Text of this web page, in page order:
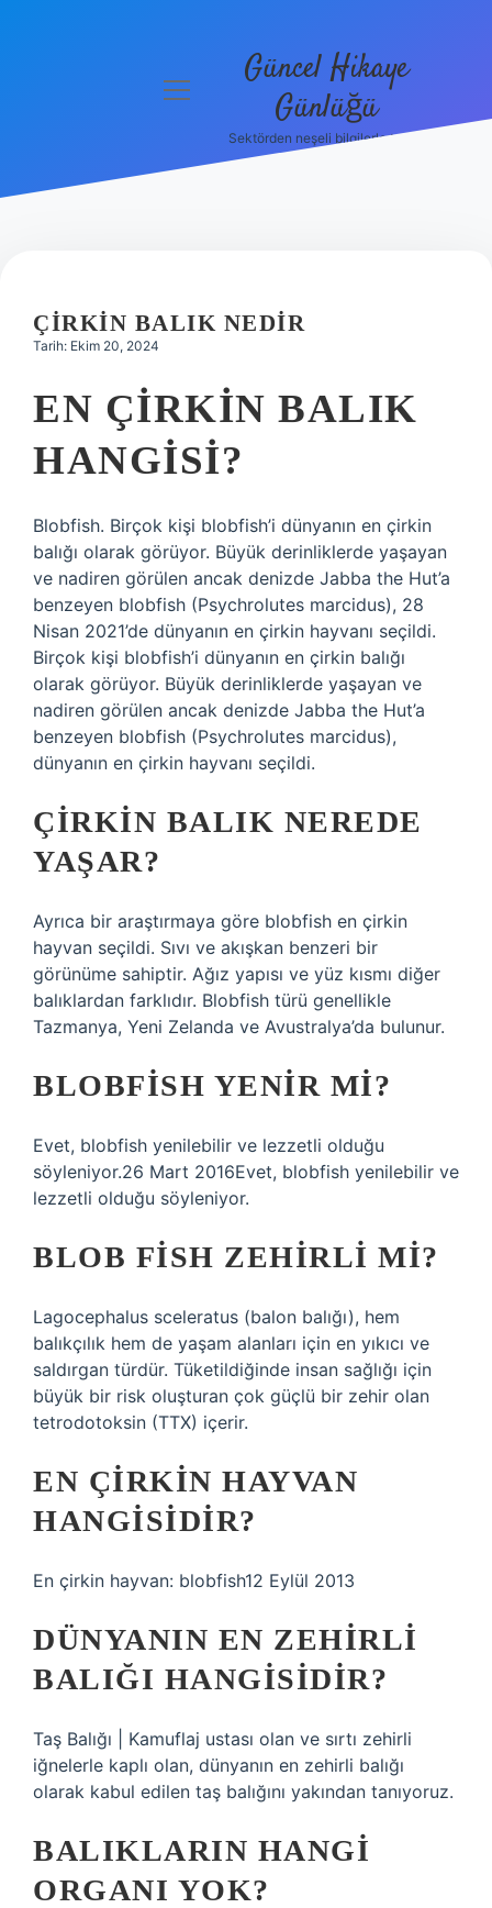
Hakkımızda
menüyü
Güncel Hikaye
Günlüğü
Sektörden neşeli bilgilerle tanış!
ÇIRKIN BALIK NEDIR
Tarih: Ekim 20, 2024
EN ÇIRKIN BALIK
HANGISI?
Blobfish. Birçok kişi blobfish’i dünyanın en çirkin
balığı olarak görüyor. Büyük derinliklerde yaşayan
ve nadiren görülen ancak denizde Jabba the Hut’a
benzeyen blobfish (Psychrolutes marcidus), 28
Nisan 2021’de dünyanın en çirkin hayvanı seçildi.
Birçok kişi blobfish’i dünyanın en çirkin balığı
olarak görüyor. Büyük derinliklerde yaşayan ve
nadiren görülen ancak denizde Jabba the Hut’a
benzeyen blobfish (Psychrolutes marcidus),
dünyanın en çirkin hayvanı seçildi.
ÇIRKIN BALIK NEREDE
YAŞAR?
Ayrıca bir araştırmaya göre blobfish en çirkin
hayvan seçildi. Sıvı ve akışkan benzeri bir
görünüme sahiptir. Ağız yapısı ve yüz kısmı diğer
balıklardan farklıdır. Blobfish türü genellikle
Tazmanya, Yeni Zelanda ve Avustralya’da bulunur.
BLOBFISH YENIR MI?
Evet, blobfish yenilebilir ve lezzetli olduğu
söyleniyor.26 Mart 2016Evet, blobfish yenilebilir ve
lezzetli olduğu söyleniyor.
BLOB FISH ZEHIRLI MI?
Lagocephalus sceleratus (balon balığı), hem
balıkçılık hem de yaşam alanları için en yıkıcı ve
saldırgan türdür. Tüketildiğinde insan sağlığı için
büyük bir risk oluşturan çok güçlü bir zehir olan
tetrodotoksin (TTX) içerir.
EN ÇIRKIN HAYVAN
HANGISIDIR?
En çirkin hayvan: blobfish12 Eylül 2013
DÜNYANIN EN ZEHIRLI
BALIĞI HANGISIDIR?
Taş Balığı | Kamuflaj ustası olan ve sırtı zehirli
iğnelerle kaplı olan, dünyanın en zehirli balığı
olarak kabul edilen taş balığını yakından tanıyoruz.
BALIKLARIN HANGI
ORGANI YOK?